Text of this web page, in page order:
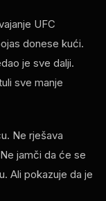
UFC
donese kući.
je sve dalji.
sve manje
Ne rješava
jamči da će se
Ali pokazuje da je